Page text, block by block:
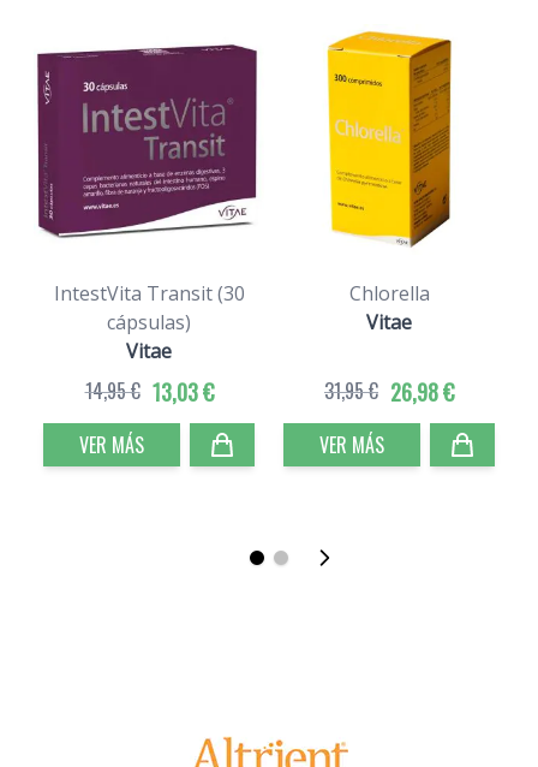
IntestVita Transit (30
cápsulas)
Vitae
13,03 €
14,95 €
VER MÁS
Chlorella
Vitae
26,98 €
31,95 €
VER MÁS